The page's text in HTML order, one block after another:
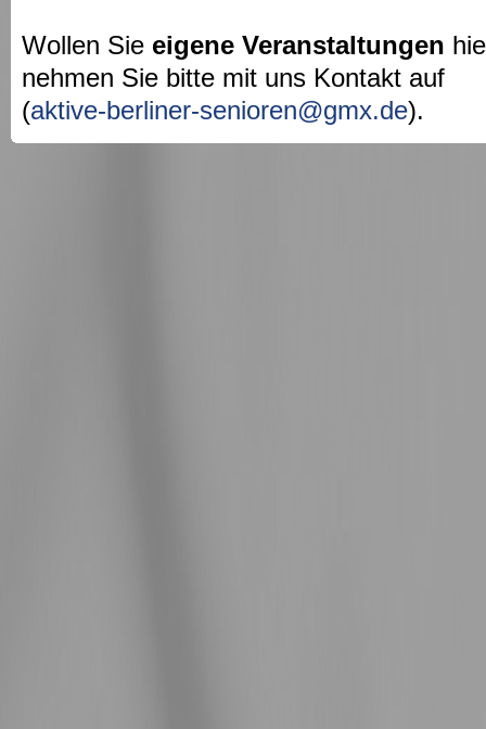
Wollen Sie eigene Veranstaltungen
nehmen Sie bitte mit uns Kontakt auf
(aktive-berliner-senioren@gmx.de).